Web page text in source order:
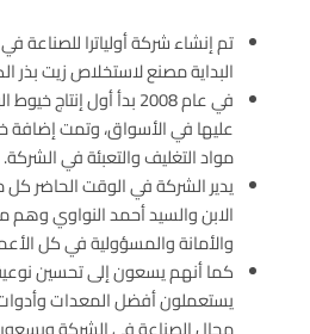
البداية مصنع لاستخلاص زيت بذر
في عام 2008 بدأ أول
عليها في الأسواق، وتمت إضافة
مواد التغليف والتعبئة في الشركة.
يدير الشركة في الوقت الحاضر
الابن والسيد أحمد النواوي وهم
والأمانة والمسؤولية في كل
كما أنهم يسعون إلى تحسين
يستعملون أفضل المعدات وأدوات